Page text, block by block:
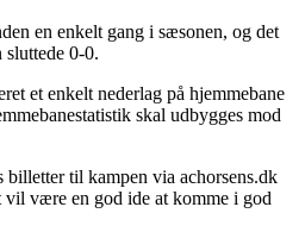
en enkelt gang i sæsonen, og det
0-0.
et enkelt nederlag på hjemmebane
skal udbygges mod
til kampen via achorsens.dk
vil være en god ide at komme i god